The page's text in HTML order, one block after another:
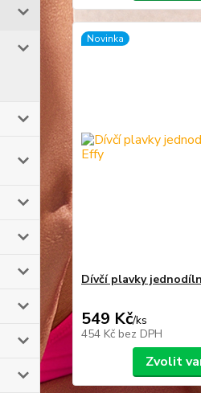
Novinka
Dívčí plavky
549 Kč/ks
454 Kč bez DPH
Zvolit